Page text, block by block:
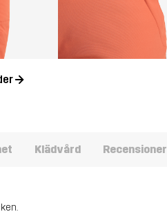
Klädvård Recensioner